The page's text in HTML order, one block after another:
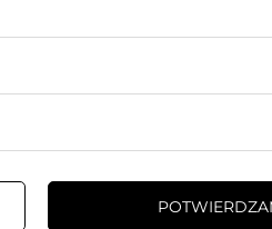
Ethernet Orico PUG-C6B CAT6